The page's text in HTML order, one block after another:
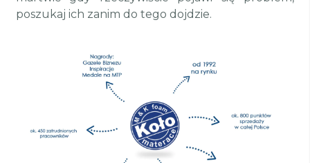
poszukaj ich zanim do tego dojdzie.